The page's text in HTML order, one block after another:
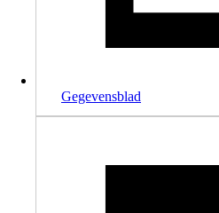
Gegevensblad